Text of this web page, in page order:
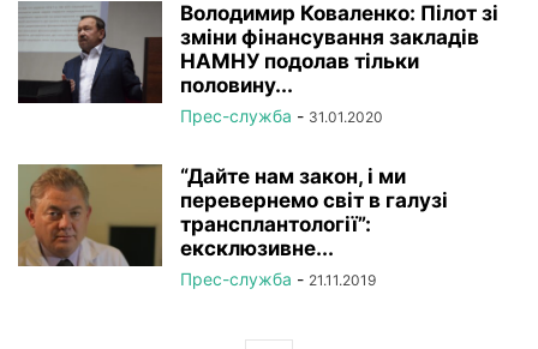
Володимир Коваленко: Пілот зі
зміни фінансування закладів
НАМНУ подолав тільки
половину...
Прес-служба - 31.01.2020
“Дайте нам закон, і ми
перевернемо світ в галузі
трансплантології”:
ексклюзивне...
Прес-служба - 21.11.2019